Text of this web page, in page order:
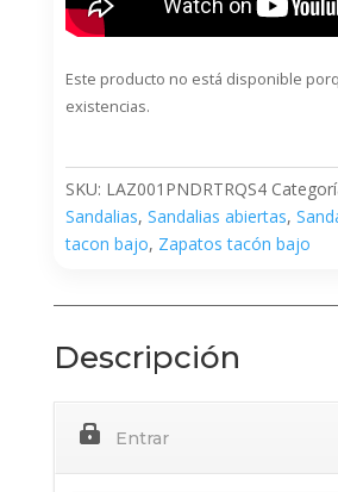
Este producto no está disponible
existencias.
SKU: LAZ001PNDRTRQS4
Sandalias, Sandalias abiertas,
tacon bajo, Zapatos tacón bajo
Descripción
Entrar